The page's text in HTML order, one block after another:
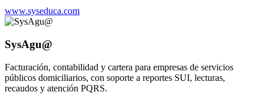
www.syseduca.com
SysAgu@
Facturación, contabilidad y cartera para empresas de servicios
públicos domiciliarios, con soporte a reportes SUI, lecturas,
recaudos y atención PQRS.